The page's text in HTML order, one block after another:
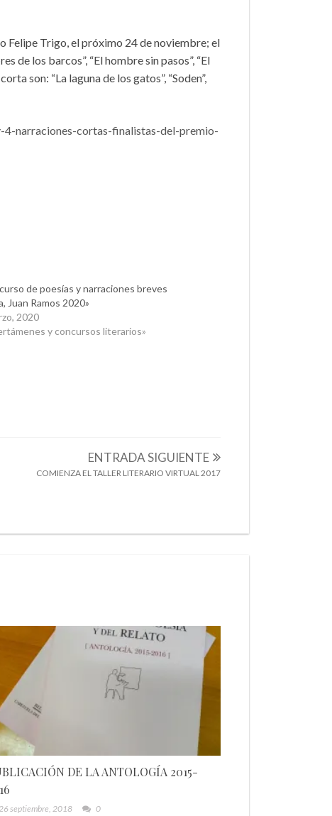
Felipe Trigo, el próximo 24 de noviembre; el
de los barcos”, “El hombre sin pasos”, “El
son: “La laguna de los gatos”, “Soden”,
narraciones-cortas-finalistas-del-premio-
de poesías y narraciones breves
Juan Ramos 2020»
2020
y concursos literarios»
ENTRADA SIGUIENTE
COMIENZA EL TALLER LITERARIO VIRTUAL 2017
DE LA ANTOLOGÍA 2015-
septiembre, 2018 0